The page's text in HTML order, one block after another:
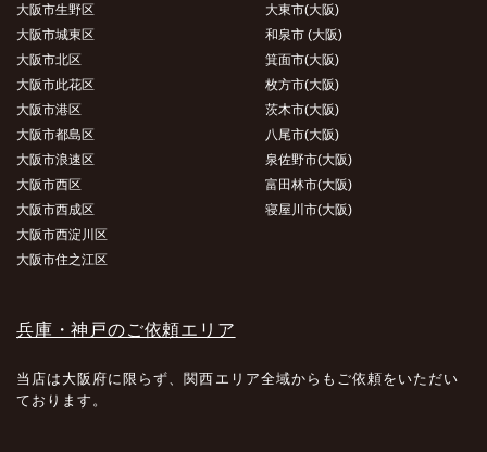
大阪市生野区
大阪市城東区
大阪市北区
大阪市此花区
大阪市港区
大阪市都島区
大阪市浪速区
大阪市西区
大阪市西成区
大阪市西淀川区
大阪市住之江区
大東市(大阪)
和泉市 (大阪)
箕面市(大阪)
枚方市(大阪)
茨木市(大阪)
八尾市(大阪)
泉佐野市(大阪)
富田林市(大阪)
寝屋川市(大阪)
兵庫・神戸のご依頼エリア
当店は大阪府に限らず、関西エリア全域からもご依頼をいただい
ております。